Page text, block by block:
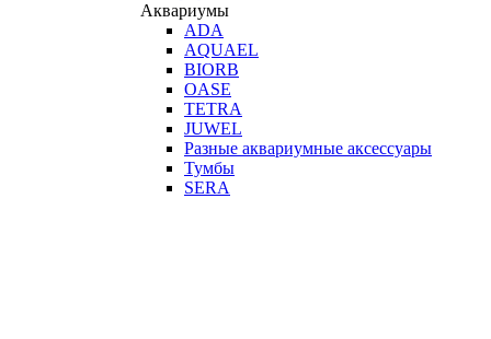
Аквариумы
ADA
AQUAEL
BIORB
OASE
TETRA
JUWEL
Разные аквариумные аксессуары
Тумбы
SERA